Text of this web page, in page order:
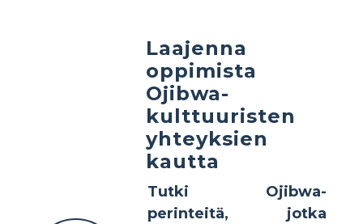
Laajenna
oppimista
Ojibwa-
kulttuuristen
yhteyksien
kautta
Tutki Ojibwa-
perinteitä, jotka